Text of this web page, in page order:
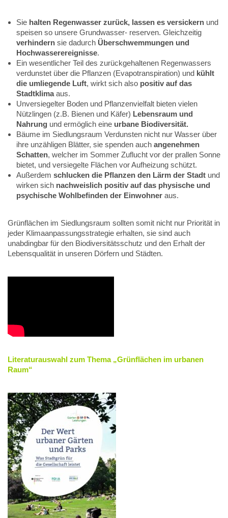
Sie halten Regenwasser zurück, lassen es versickern und
speisen so unsere Grundwasser- reserven. Gleichzeitig
verhindern sie dadurch Überschwemmungen und
Hochwasserereignisse.
Ein wesentlicher Teil des zurückgehaltenen Regenwassers
verdunstet über die Pflanzen (Evapotranspiration) und kühlt
die umliegende Luft, wirkt sich also positiv auf das
Stadtklimaaus.
Unversiegelter Boden und Pflanzenvielfalt bieten vielen
Nützlingen (z.B. Bienen und Käfer) Lebensraum und
Nahrung und ermöglich eine urbane Biodiversität.
Bäume im Siedlungsraum Verdunsten nicht nur Wasser über
ihre unzähligen Blätter, sie spenden auch angenehmen
Schatten, welcher im Sommer Zuflucht vor der prallen Sonne
bietet, und versiegelte Flächen vor Aufheizung schützt.
Außerdem schlucken die Pflanzen den Lärm der Stadt und
wirken sich nachweislich positiv auf das physische und
psychische Wohlbefinden der Einwohner aus.
Grünflächen im Siedlungsraum sollten somit nicht nur Priorität in
jeder Klimaanpassungsstrategie erhalten, sie sind auch
unabdingbar für den Biodiversitätsschutz und den Erhalt der
Lebensqualität in unseren Dörfern und Städten.
Literaturauswahl zum Thema „Grünflächen im urbanen
Raum“